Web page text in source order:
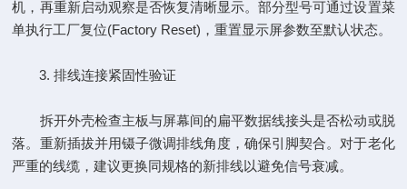
机，再重新启动观察是否恢复清晰显示。部分型号可通过设置菜
单执行工厂复位(Factory Reset)，重置显示屏参数至默认状态。
3. 排线连接紧固性验证
拆开外壳检查主板与屏幕间的扁平数据线接头是否松动或脱
落。重新插拔并用镊子微调排线角度，确保引脚契合。对于老化
严重的线缆，建议更换同规格的新排线以避免信号衰减。